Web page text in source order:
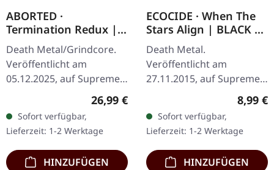
ABORTED ·
Termination Redux |
ORANGE/BLACK
SPLATTER LP
Death Metal/Grindcore.
Veröffentlicht am
05.12.2025, auf Supreme
Orangenes Vinyl mit
schwarzen Splattern -
"Slash Splatter Vinyl".…
Regulärer Preis:
26,99 €
Sofort verfügbar,
Lieferzeit: 1-2 Werktage
HINZUFÜGEN
ECOCIDE · When The
Stars Align | BLACK 7"
EP
Death Metal.
Veröffentlicht am
27.11.2015, auf Supreme
Chaos Records. Schweres
schwarzes 7" Vinyl im
dicken Cover. Limitiert auf
200 handnummerierte…
8,99 €
Sofort verfügbar,
Lieferzeit: 1-2 Werktage
HINZUFÜGEN